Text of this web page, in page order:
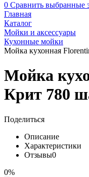
0 Сравнить выбранные
Главная
Каталог
Мойки и аксессуары
Кухонные мойки
Мойка кухонная
Мойка
Крит 780
Поделиться
Описание
Характеристики
Отзывы0
0%